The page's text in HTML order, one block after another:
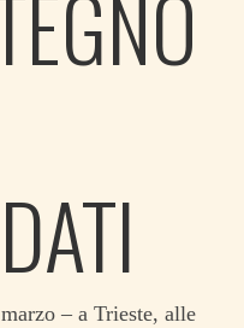
– a Trieste, alle